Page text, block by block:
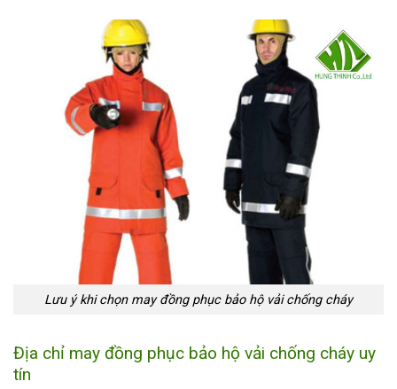
Lưu ý khi chọn may đồng phục bảo hộ vải chống cháy
Địa chỉ may đồng phục bảo hộ vải chống cháy uy
tín